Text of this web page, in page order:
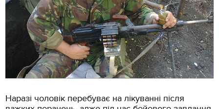
Наразі чоловік перебуває на лікуванні після